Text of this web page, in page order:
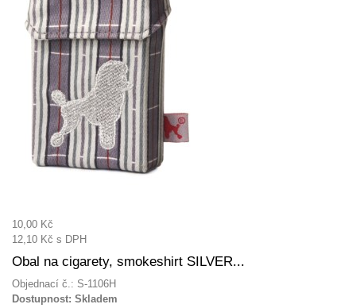
10,00 Kč
12,10 Kč s DPH
Obal na cigarety, smokeshirt SILVER...
Objednací č.: S-1106H
Dostupnost: Skladem